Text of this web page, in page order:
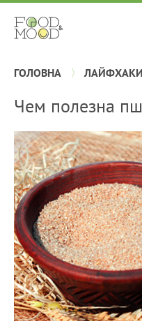
ГОЛОВНА ЛАЙФХАКИ
Чем полезна